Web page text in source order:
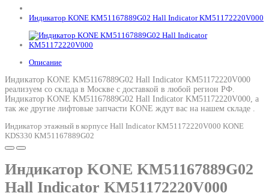
Индикатор KONE KM51167889G02 Hall Indicator KM51172220V000
Описание
Индикатор KONE KM51167889G02 Hall Indicator KM51172220V000
реализуем со склада в Москве с доставкой в любой регион РФ.
Индикатор KONE KM51167889G02 Hall Indicator KM51172220V000, а
так же другие лифтовые запчасти KONE ждут вас на нашем складе .
Индикатор этажный в корпусе Hall Indicator KM51172220V000 KONE
KDS330 KM51167889G02
Индикатор KONE KM51167889G02
Hall Indicator KM51172220V000